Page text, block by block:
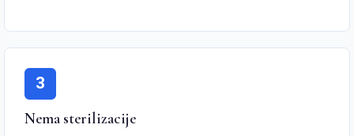
3
Nema sterilizacije